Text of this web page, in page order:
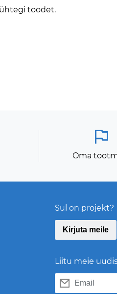
toodet.
Oma
Sul on projekt?
Kirjuta meile
Liitu meie
Email